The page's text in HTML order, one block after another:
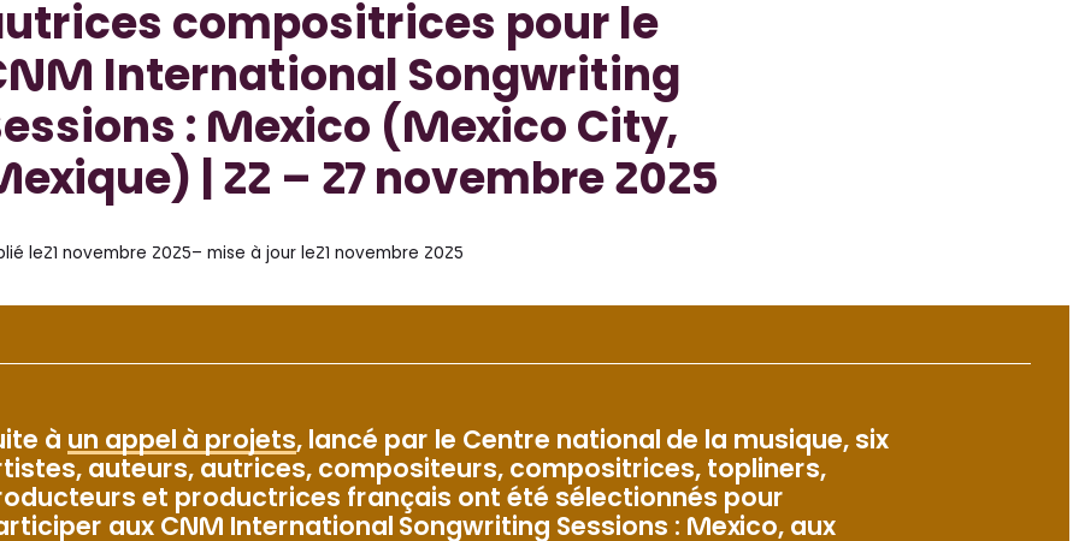
compositrices pour le
International Songwriting
: Mexico (Mexico City,
| 22 – 27 novembre 2025
le21 novembre 2025– mise à jour le21 novembre 2025
à un appel à projets, lancé par le Centre national de la musique, six
auteurs, autrices, compositeurs, compositrices, topliners,
et productrices français ont été sélectionnés pour
aux CNM International Songwriting Sessions : Mexico, aux